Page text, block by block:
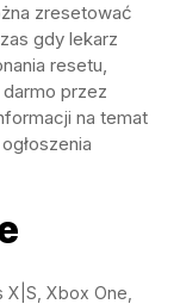
zresetować
gdy lekarz
resetu,
przez
na temat
Xbox One,